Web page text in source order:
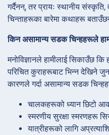
गर्दैनन्, तर प्रायः स्थानीय संस्कृति,
चिन्ताहरूका बारेमा कथाहरू
किन असामान्य सडक चिन्हहरूले
मनोविज्ञानले हामीलाई सिकाउँछ कि
परिचित कुराहरूबाट भिन्न देखिने
कारणले गर्दा असामान्य सडक
चालकहरूको ध्यान छिटो
स्मरणीय सुरक्षा स्मरणहरू
यात्रीहरूको लागि